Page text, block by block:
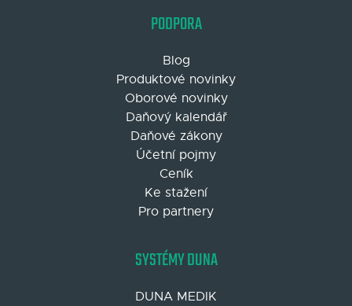
PODPORA
Blog
Produktové novinky
Oborové novinky
Daňový kalendář
Daňové zákony
Účetní pojmy
Ceník
Ke stažení
Pro partnery
SYSTÉMY DUNA
DUNA MEDIK